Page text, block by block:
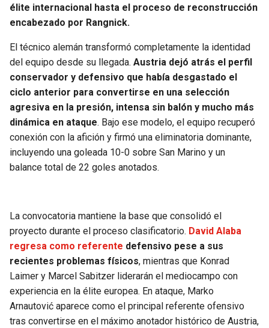
SAINTS
BUCCANEERS
élite internacional hasta el proceso de reconstrucción
encabezado por Rangnick.
El técnico alemán transformó completamente la identidad
del equipo desde su llegada. Austria dejó atrás el perfil
conservador y defensivo que había desgastado el
ciclo anterior para convertirse en una selección
agresiva en la presión, intensa sin balón y mucho más
dinámica en ataque. Bajo ese modelo, el equipo recuperó
conexión con la afición y firmó una eliminatoria dominante,
incluyendo una goleada 10-0 sobre San Marino y un
balance total de 22 goles anotados.
La convocatoria mantiene la base que consolidó el
proyecto durante el proceso clasificatorio. David Alaba
regresa como referente defensivo pese a sus
recientes problemas físicos, mientras que Konrad
Laimer y Marcel Sabitzer liderarán el mediocampo con
experiencia en la élite europea. En ataque, Marko
Arnautović aparece como el principal referente ofensivo
tras convertirse en el máximo anotador histórico de Austria,